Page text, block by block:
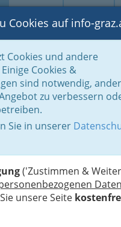
Suche Login
Cookies auf info-
Cookies und andere
Cookies &
sind notwendig,
zu verbessern
Sie in unserer
('Zustimmen &
unsere Seite
was wir fotografiert haben,
Founders
in der